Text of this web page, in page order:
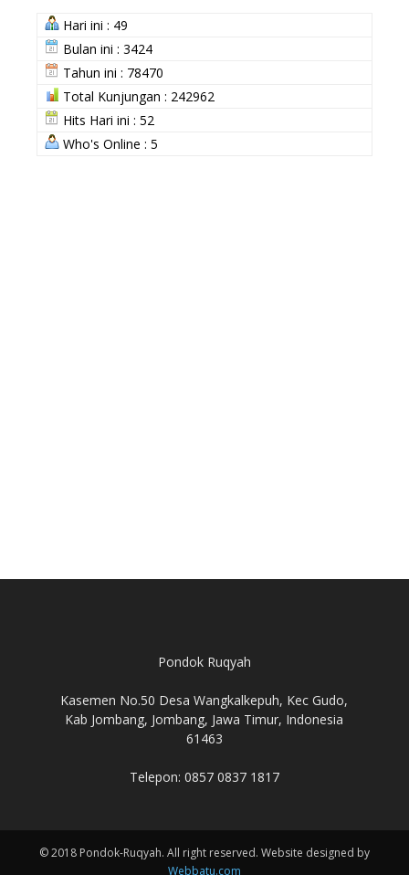
Hari ini : 49
Bulan ini : 3424
Tahun ini : 78470
Total Kunjungan : 242962
Hits Hari ini : 52
Who's Online : 5
Pondok Ruqyah
Kasemen No.50 Desa Wangkalkepuh, Kec Gudo,
Kab Jombang, Jombang, Jawa Timur, Indonesia
61463
Telepon: 0857 0837 1817
© 2018 Pondok-Ruqyah. All right reserved. Website designed by
Webbatu.com